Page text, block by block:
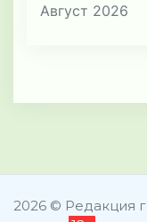
Август 2026
2026 © Редакция